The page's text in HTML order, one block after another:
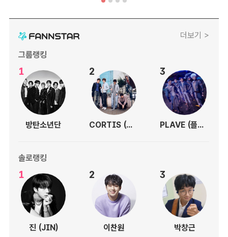
더보기 >
그룹랭킹
1
방탄소년단
2
CORTIS (코르티스)
3
PLAVE (플레이브)
솔로랭킹
1
진 (JIN)
2
이찬원
3
박창근